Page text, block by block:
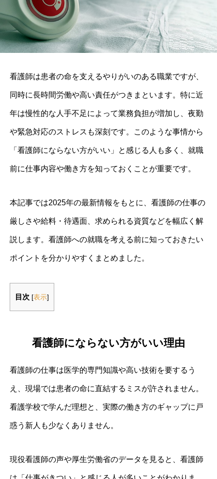
看護師は患者の命を支えるやりがいのある職業ですが、
同時に長時間労働や高い責任がつきまといます。特に近
年は慢性的な人手不足によって業務負担が増加し、夜勤
や緊急対応のストレスも深刻です。このような事情から
「看護師にならない方がいい」と感じる人も多く、就職
前に仕事内容や働き方を知っておくことが重要です。
本記事では2025年の最新情報をもとに、看護師の仕事の
厳しさや給料・待遇面、求められる資質などを幅広く解
説します。看護師への就職を考える前に知っておきたい
ポイントを分かりやすくまとめました。
目次 [表示]
看護師にならない方がいい理由
看護師の仕事は医学的専門知識や高い技術を要するう
え、現場では患者の命に直結するミスが許されません。
看護学校で学んだ理想と、実際の働き方のギャップに戸
惑う新人も少なくありません。
現役看護師の声や厚生労働省のデータを見ると、看護師